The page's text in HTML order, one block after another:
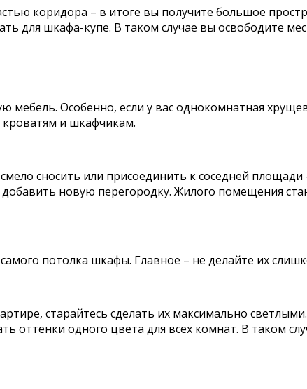
коридора – в итоге вы получите большое
для шкафа-купе. В таком случае вы освободите
Особенно, если у вас однокомнатная
и шкафчикам.
сносить или присоединить к соседней
новую перегородку. Жилого помещения
потолка шкафы. Главное – не делайте их
старайтесь сделать их максимально
оттенки одного цвета для всех комнат. В таком